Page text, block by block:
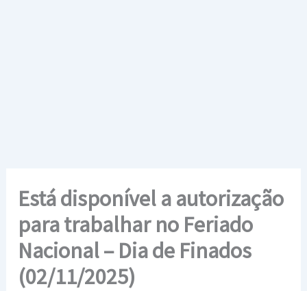
Está disponível a autorização
para trabalhar no Feriado
Nacional – Dia de Finados
(02/11/2025)